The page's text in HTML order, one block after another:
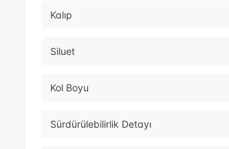
Kalıp
Siluet
Kol Boyu
Sürdürülebilirlik Detayı